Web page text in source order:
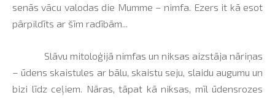
senās vācu valodas die Mumme – nimfa. Ezers it kā esot
pārpildīts ar šīm radībām...
Slāvu mitoloģijā nimfas un niksas aizstāja nāriņas
– ūdens skaistules ar bālu, skaistu seju, slaidu augumu un
bizi līdz ceļiem. Nāras, tāpat kā niksas, mīl ūdensrozes